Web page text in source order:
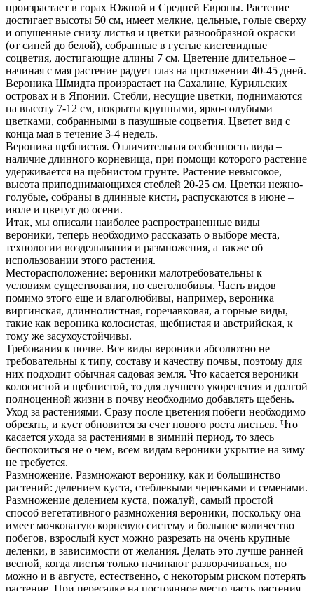
произрастает в горах Южной и Средней Европы. Растение
достигает высоты 50 см, имеет мелкие, цельные, голые сверху
и опушенные снизу листья и цветки разнообразной окраски
(от синей до белой), собранные в густые кистевидные
соцветия, достигающие длины 7 см. Цветение длительное –
начиная с мая растение радует глаз на протяжении 40-45 дней.
Вероника Шмидта произрастает на Сахалине, Курильских
островах и в Японии. Стебли, несущие цветки, поднимаются
на высоту 7-12 см, покрыты крупными, ярко-голубыми
цветками, собранными в пазушные соцветия. Цветет вид с
конца мая в течение 3-4 недель.
Вероника щебнистая. Отличительная особенность вида –
наличие длинного корневища, при помощи которого растение
удерживается на щебнистом грунте. Растение невысокое,
высота приподнимающихся стеблей 20-25 см. Цветки нежно-
голубые, собраны в длинные кисти, распускаются в июне –
июле и цветут до осени.
Итак, мы описали наиболее распространенные виды
вероники, теперь необходимо рассказать о выборе места,
технологии возделывания и размножения, а также об
использовании этого растения.
Месторасположение: вероники малотребовательны к
условиям существования, но светолюбивы. Часть видов
помимо этого еще и влаголюбивы, например, вероника
виргинская, длиннолистная, горечавковая, а горные виды,
такие как вероника колосистая, щебнистая и австрийская, к
тому же засухоустойчивы.
Требования к почве. Все виды вероники абсолютно не
требовательны к типу, составу и качеству почвы, поэтому для
них подходит обычная садовая земля. Что касается вероники
колосистой и щебнистой, то для лучшего укоренения и долгой
полноценной жизни в почву необходимо добавлять щебень.
Уход за растениями. Сразу после цветения побеги необходимо
обрезать, и куст обновится за счет нового роста листьев. Что
касается ухода за растениями в зимний период, то здесь
беспокоиться не о чем, всем видам вероники укрытие на зиму
не требуется.
Размножение. Размножают веронику, как и большинство
растений: делением куста, стеблевыми черенками и семенами.
Размножение делением куста, пожалуй, самый простой
способ вегетативного размножения вероники, поскольку она
имеет мочковатую корневую систему и большое количество
побегов, взрослый куст можно разрезать на очень крупные
деленки, в зависимости от желания. Делать это лучше ранней
весной, когда листья только начинают разворачиваться, но
можно и в августе, естественно, с некоторым риском потерять